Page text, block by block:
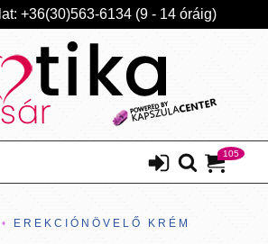
+36(30)563-6134 (9 - 14 óráig)
105
EREKCIÓNÖVELŐ KRÉM